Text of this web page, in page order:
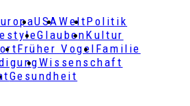
USAWeltPolitik
GlaubenKultur
Früher Vogel Familie
Wissenschaft
Gesundheit